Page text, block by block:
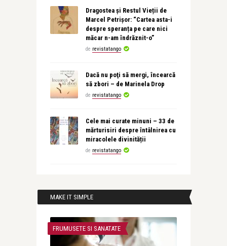
Dragostea și Restul Vieții de
Marcel Petrișor: “Cartea asta-i
despre speranța pe care nici
măcar n-am îndrăznit-o”
de revistatango
Dacă nu poţi să mergi, încearcă
să zbori – de Marinela Drop
de revistatango
Cele mai curate minuni – 33 de
mărturisiri despre întâlnirea cu
miracolele divinității
de revistatango
MAKE IT SIMPLE
FRUMUSETE SI SANATATE